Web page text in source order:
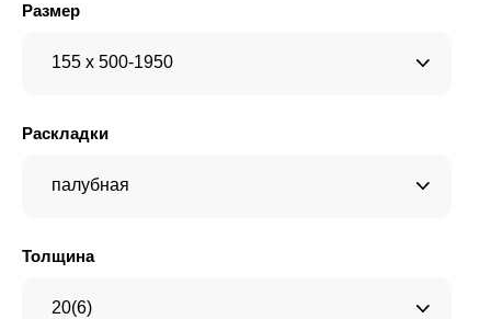
Размер
155 x 500-1950
Раскладки
палубная
Толщина
20(6)